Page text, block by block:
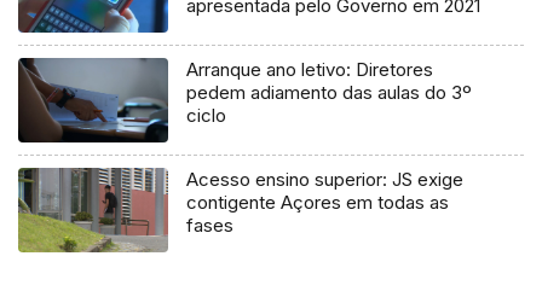
apresentada pelo Governo em 2021
Arranque ano letivo: Diretores
pedem adiamento das aulas do 3º
ciclo
Acesso ensino superior: JS exige
contigente Açores em todas as
fases